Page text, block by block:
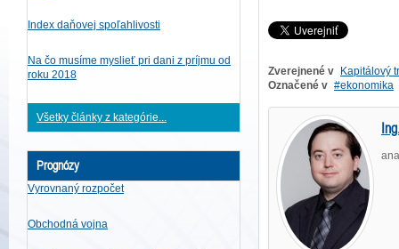
Index daňovej spoľahlivosti
Na čo musíme myslieť pri dani z príjmu od
roku 2018
Všetky články z kategórie...
Prognózy
Vyrovnaný rozpočet
Obchodná vojna
Zverejnené v
Kapitálový
Označené v
ekonomika